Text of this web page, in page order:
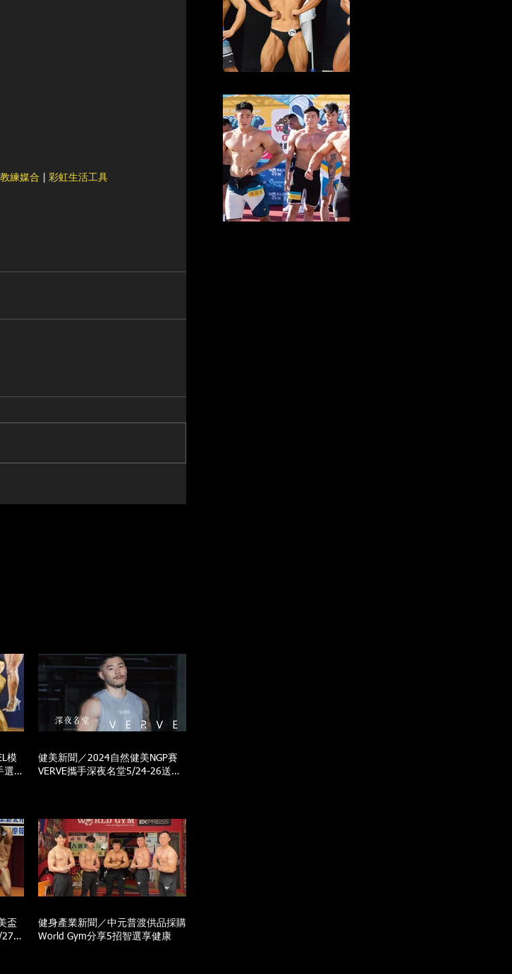
練媒合 彩虹生活工具
模
選拔
健美新聞／2024自然健美NGP賽
VERVE攜手深夜名堂5/24-26送寫
盃
倒
健身產業新聞／中元普渡供品採購
World Gym分享5招智選享健康